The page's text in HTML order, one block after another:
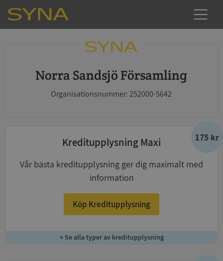
Norra Sandsjö Församling
Organisationsnummer: 252000-5642
175 kr
Kreditupplysning Maxi
Vår bästa kreditupplysning ger dig maximalt med
information
Köp Kreditupplysning
+ Se alla typer av kreditupplysning